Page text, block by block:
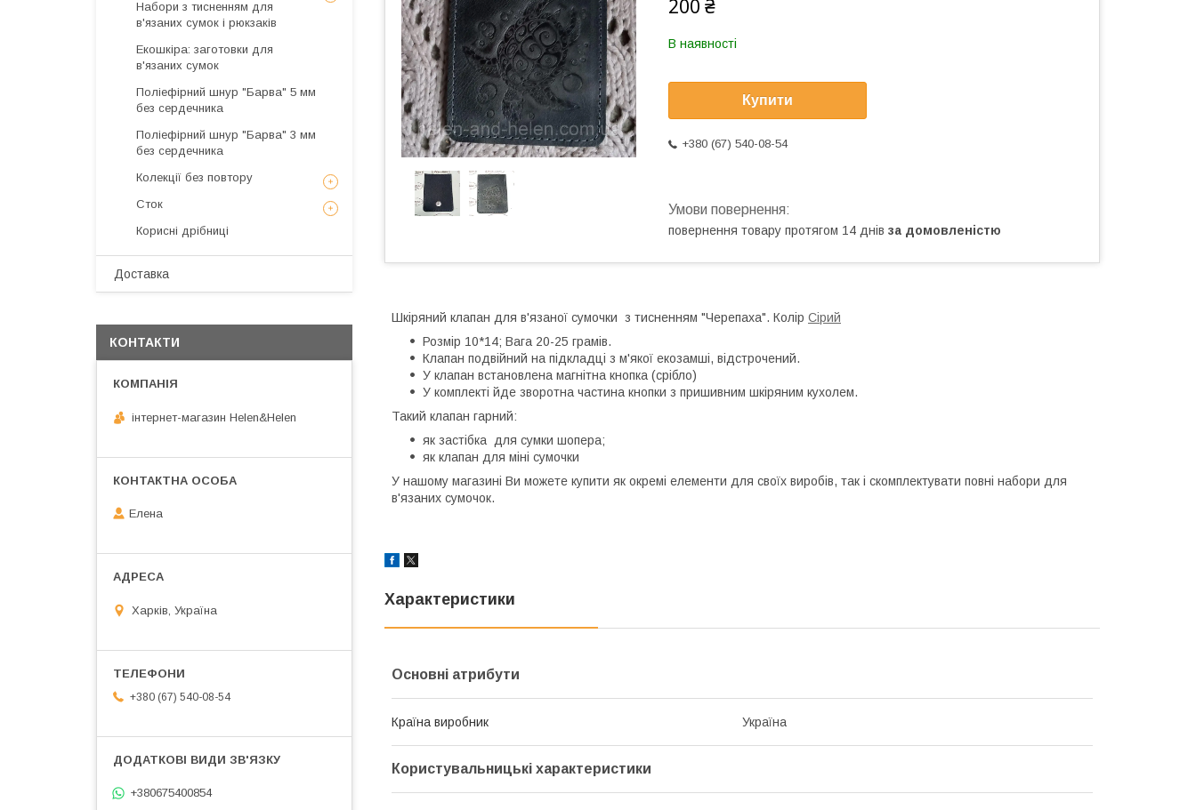
200 ₴
В наявності
Купити
+380 (67) 540-08-54
повернення товару протягом 14 днів за домовленістю
Шкіряний клапан для в'язаної сумочки з тисненням "Черепаха". Колір Сірий
Розмір 10*14; Вага 20-25 грамів.
Клапан подвійний на підкладці з м'якої екозамші, відстрочений.
У клапан встановлена магнітна кнопка (срібло)
У комплекті йде зворотна частина кнопки з пришивним шкіряним кухолем.
Такий клапан гарний:
як застібка для сумки шопера;
як клапан для міні сумочки
У нашому магазині Ви можете купити як окремі елементи для своїх виробів, так і скомплектувати повні набори для
в'язаних сумочок.
Характеристики
Основні атрибути
Країна виробник Україна
Користувальницькі характеристики
Набори з тисненням для
в'язаних сумок і рюкзаків
Екошкіра: заготовки для
в'язаних сумок
Поліефірний шнур "Барва" 5 мм
без сердечника
Поліефірний шнур "Барва" 3 мм
без сердечника
Колекції без повтору
Сток
Корисні дрібниці
Доставка
КОНТАКТИ
інтернет-магазин Helen&Helen
Елена
Харків, Україна
+380 (67) 540-08-54
+380675400854